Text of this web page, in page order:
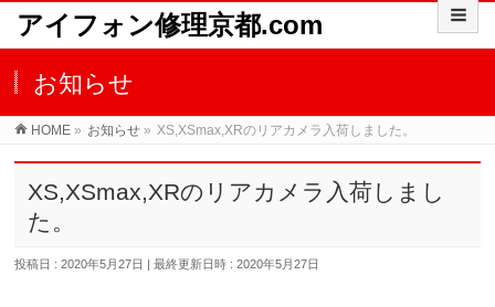
アイフォン修理京都.com
お知らせ
HOME » お知らせ » XS,XSmax,XRのリアカメラ入荷しました。
XS,XSmax,XRのリアカメラ入荷しまし
た。
投稿日 : 2020年5月27日 最終更新日時 : 2020年5月27日